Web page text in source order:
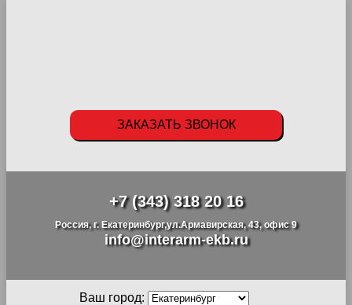
+7 (343) 318 20 16
Россия, г. Екатеринбург,ул.Армавирская, 43, офис 9
info@interarm-ekb.ru
ЗАКАЗАТЬ ЗВОНОК
Ваш город: